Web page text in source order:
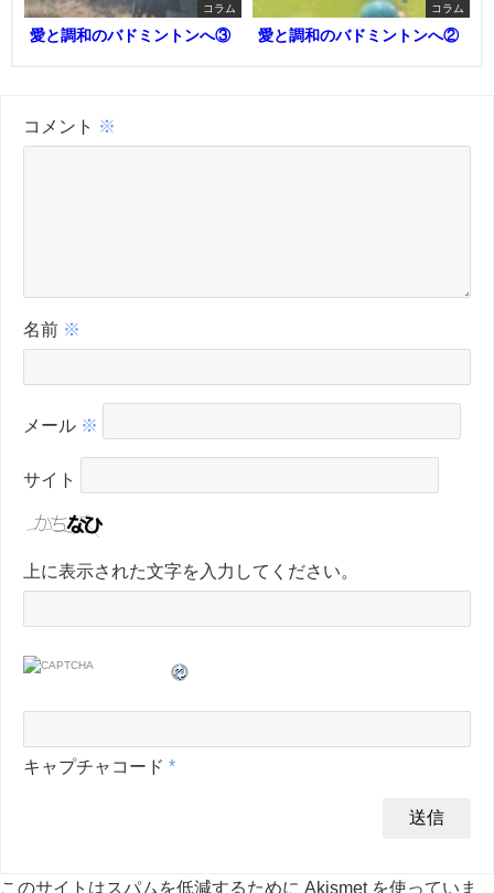
コラム
愛と調和のバドミントンへ③
コラム
愛と調和のバドミントンへ②
コメント ※
名前 ※
メール ※
サイト
上に表示された文字を入力してください。
キャプチャコード *
このサイトはスパムを低減するために Akismet を使っていま